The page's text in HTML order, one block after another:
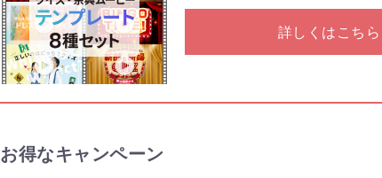
詳しくはこちら
お得なキャンペーン